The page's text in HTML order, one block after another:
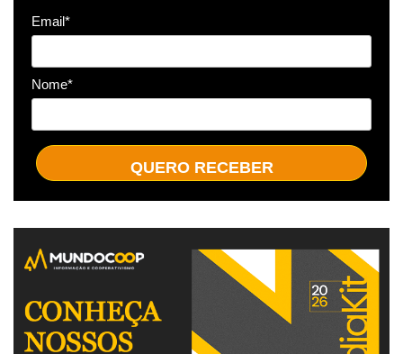
Email*
Nome*
QUERO RECEBER